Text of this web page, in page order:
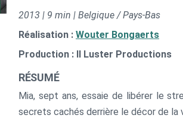
2013 | 9 min | Belgique / Pays-Bas
Réalisation : Wouter Bongaerts
Production : Il Luster Productions
RÉSUMÉ
Mia, sept ans, essaie de libérer le
secrets cachés derrière le décor de la